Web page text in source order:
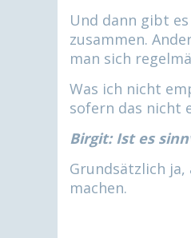
Und dann gibt
zusammen.
man sich
Was ich nicht
sofern das nicht
Birgit: Ist es
Grundsätzlich ja,
machen.